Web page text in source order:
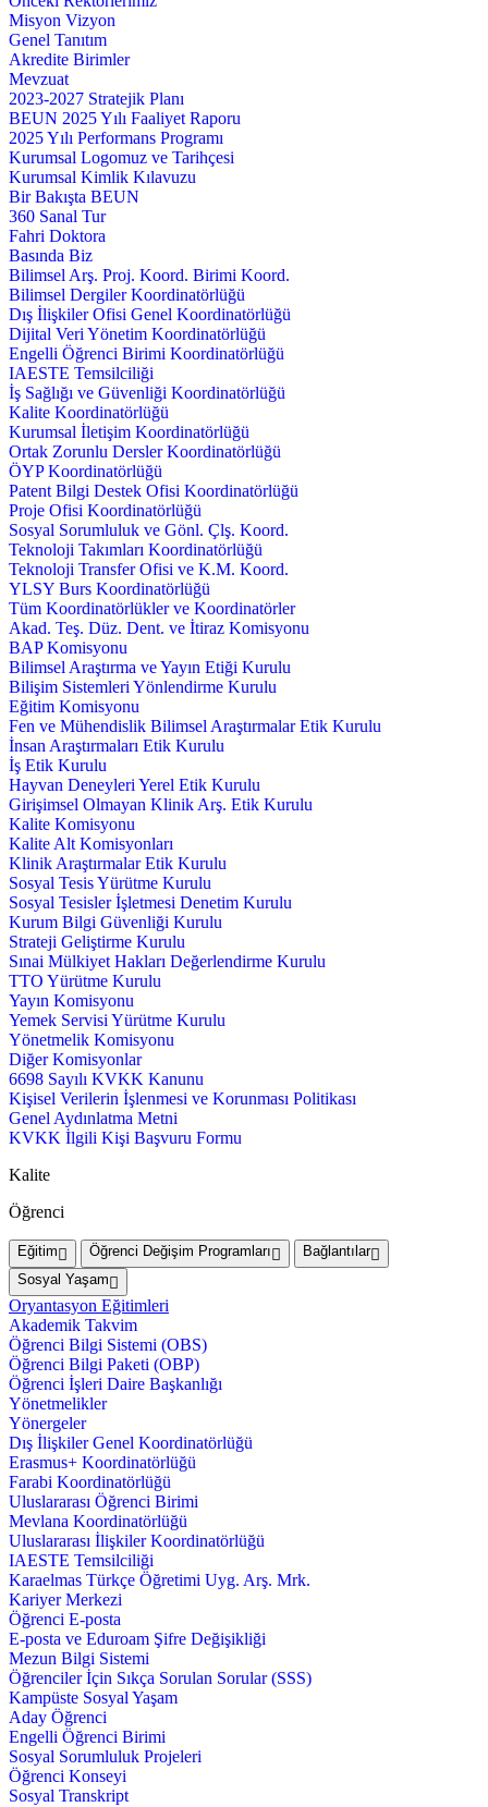
Misyon Vizyon
Genel Tanıtım
Akredite Birimler
Mevzuat
2023-2027 Stratejik Planı
BEUN 2025 Yılı Faaliyet Raporu
2025 Yılı Performans Programı
Kurumsal Logomuz ve Tarihçesi
Kurumsal Kimlik Kılavuzu
Bir Bakışta BEUN
360 Sanal Tur
Fahri Doktora
Basında Biz
Bilimsel Arş. Proj. Koord. Birimi Koord.
Bilimsel Dergiler Koordinatörlüğü
Dış İlişkiler Ofisi Genel Koordinatörlüğü
Dijital Veri Yönetim Koordinatörlüğü
Engelli Öğrenci Birimi Koordinatörlüğü
IAESTE Temsilciliği
İş Sağlığı ve Güvenliği Koordinatörlüğü
Kalite Koordinatörlüğü
Kurumsal İletişim Koordinatörlüğü
Ortak Zorunlu Dersler Koordinatörlüğü
ÖYP Koordinatörlüğü
Patent Bilgi Destek Ofisi Koordinatörlüğü
Proje Ofisi Koordinatörlüğü
Sosyal Sorumluluk ve Gönl. Çlş. Koord.
Teknoloji Takımları Koordinatörlüğü
Teknoloji Transfer Ofisi ve K.M. Koord.
YLSY Burs Koordinatörlüğü
Tüm Koordinatörlükler ve Koordinatörler
Akad. Teş. Düz. Dent. ve İtiraz Komisyonu
BAP Komisyonu
Bilimsel Araştırma ve Yayın Etiği Kurulu
Bilişim Sistemleri Yönlendirme Kurulu
Eğitim Komisyonu
Fen ve Mühendislik Bilimsel Araştırmalar Etik Kurulu
İnsan Araştırmaları Etik Kurulu
İş Etik Kurulu
Hayvan Deneyleri Yerel Etik Kurulu
Girişimsel Olmayan Klinik Arş. Etik Kurulu
Kalite Komisyonu
Kalite Alt Komisyonları
Klinik Araştırmalar Etik Kurulu
Sosyal Tesis Yürütme Kurulu
Sosyal Tesisler İşletmesi Denetim Kurulu
Kurum Bilgi Güvenliği Kurulu
Strateji Geliştirme Kurulu
Sınai Mülkiyet Hakları Değerlendirme Kurulu
TTO Yürütme Kurulu
Yayın Komisyonu
Yemek Servisi Yürütme Kurulu
Yönetmelik Komisyonu
Diğer Komisyonlar
6698 Sayılı KVKK Kanunu
Kişisel Verilerin İşlenmesi ve Korunması Politikası
Genel Aydınlatma Metni
KVKK İlgili Kişi Başvuru Formu
Kalite
Öğrenci
Eğitim Öğrenci Değişim Programları
Bağlantılar
Sosyal Yaşam
Oryantasyon Eğitimleri
Akademik Takvim
Öğrenci Bilgi Sistemi (OBS)
Öğrenci Bilgi Paketi (OBP)
Öğrenci İşleri Daire Başkanlığı
Yönetmelikler
Yönergeler
Dış İlişkiler Genel Koordinatörlüğü
Erasmus+ Koordinatörlüğü
Farabi Koordinatörlüğü
Uluslararası Öğrenci Birimi
Mevlana Koordinatörlüğü
Uluslararası İlişkiler Koordinatörlüğü
IAESTE Temsilciliği
Karaelmas Türkçe Öğretimi Uyg. Arş. Mrk.
Kariyer Merkezi
Öğrenci E-posta
E-posta ve Eduroam Şifre Değişikliği
Mezun Bilgi Sistemi
Öğrenciler İçin Sıkça Sorulan Sorular (SSS)
Kampüste Sosyal Yaşam
Aday Öğrenci
Engelli Öğrenci Birimi
Sosyal Sorumluluk Projeleri
Öğrenci Konseyi
Sosyal Transkript